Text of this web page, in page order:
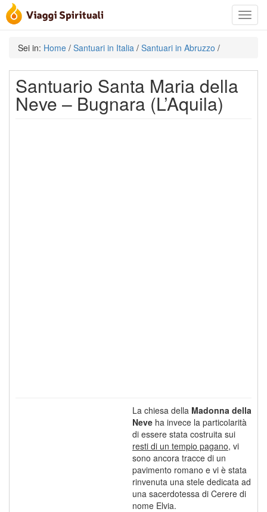
Toggle
Sei in: Home / Santuari in Italia / Santuari in Abruzzo /
Santuario Santa Maria della
Neve – Bugnara (L’Aquila)
La chiesa della Madonna della
Neve ha invece la particolarità
di essere stata costruita sui
resti di un tempio pagano, vi
sono ancora tracce di un
pavimento romano e vi è stata
rinvenuta una stele dedicata ad
una sacerdotessa di Cerere di
nome Elvia.